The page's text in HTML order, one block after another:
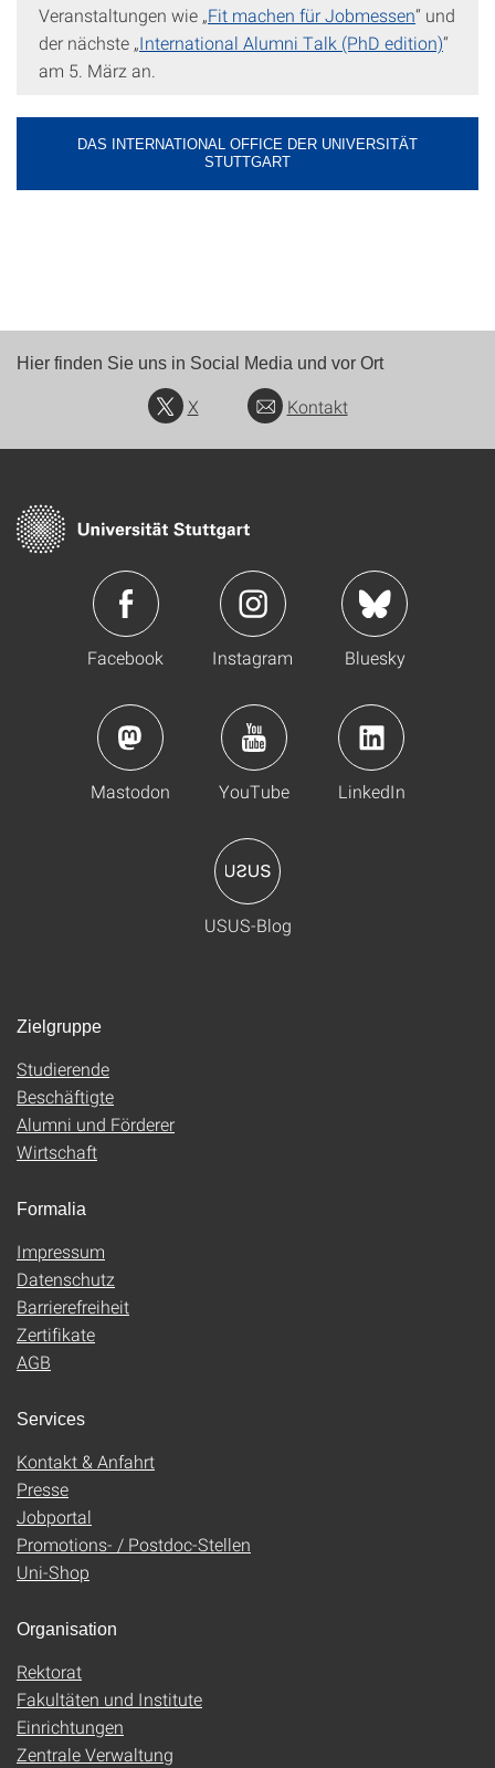
Veranstaltungen wie „Fit machen für Jobmessen“ und
der nächste „International Alumni Talk (PhD edition)“
am 5. März an.
DAS INTERNATIONAL OFFICE DER UNIVERSITÄT
STUTTGART
Hier finden Sie uns in Social Media und vor Ort
X Kontakt
Facebook Instagram Bluesky
Mastodon YouTube LinkedIn
USUS-Blog
Zielgruppe
Studierende
Beschäftigte
Alumni und Förderer
Wirtschaft
Formalia
Impressum
Datenschutz
Barrierefreiheit
Zertifikate
AGB
Services
Kontakt & Anfahrt
Presse
Jobportal
Promotions- / Postdoc-Stellen
Uni-Shop
Organisation
Rektorat
Fakultäten und Institute
Einrichtungen
Zentrale Verwaltung